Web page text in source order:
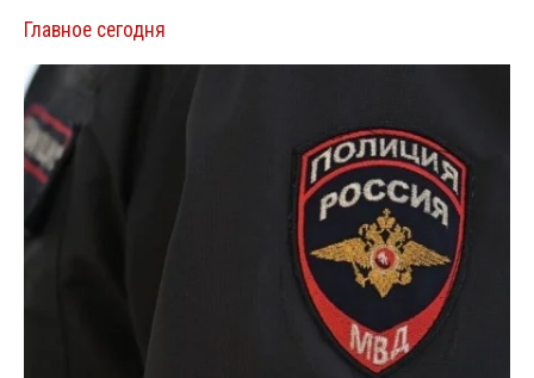
Главное сегодня